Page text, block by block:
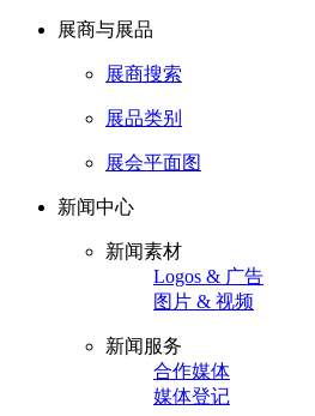
展商与展品
展商搜索
展品类别
展会平面图
新闻中心
新闻素材
Logos & 广告
图片 & 视频
新闻服务
合作媒体
媒体登记